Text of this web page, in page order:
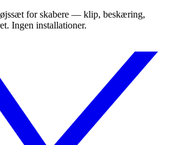
for skabere — klip, beskæring,
Ingen installationer.